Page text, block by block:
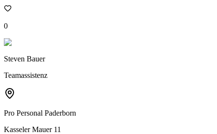
0
Steven Bauer
Teamassistenz
Pro Personal Paderborn
Kasseler Mauer 11